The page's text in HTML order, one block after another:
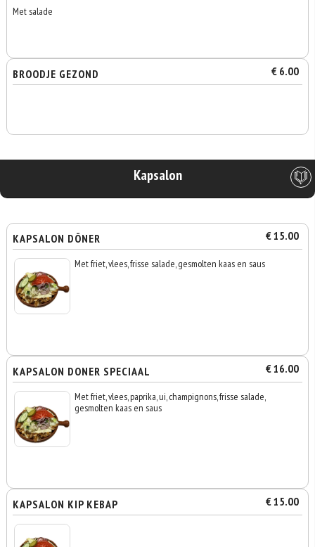
Met salade
BROODJE GEZOND € 6.00
Kapsalon
KAPSALON DÖNER € 15.00
Met friet, vlees, frisse salade, gesmolten kaas en saus
KAPSALON DONER SPECIAAL € 16.00
Met friet, vlees, paprika, ui, champignons, frisse salade,
gesmolten kaas en saus
KAPSALON KIP KEBAP € 15.00